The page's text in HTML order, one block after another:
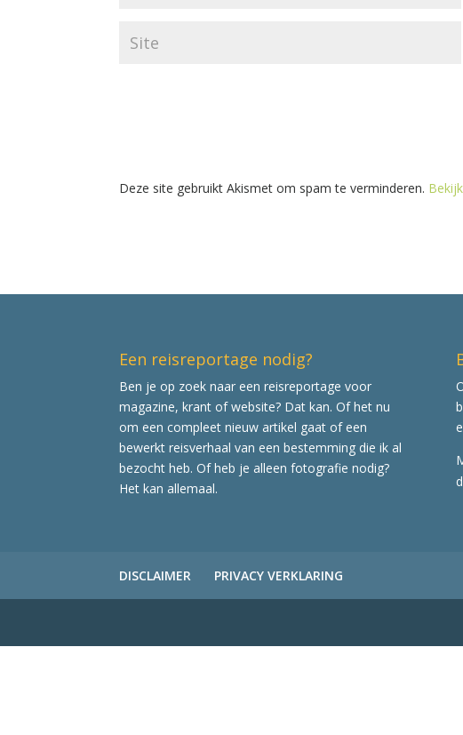
Deze site gebruikt Akismet om spam te verminderen.
Een reisreportage nodig?
Ben je op zoek naar een reisreportage voor
magazine, krant of website? Dat kan. Of het nu
om een compleet nieuw artikel gaat of een
bewerkt reisverhaal van een bestemming die ik al
bezocht heb. Of heb je alleen fotografie nodig?
Het kan allemaal.
DISCLAIMER PRIVACY VERKLARING